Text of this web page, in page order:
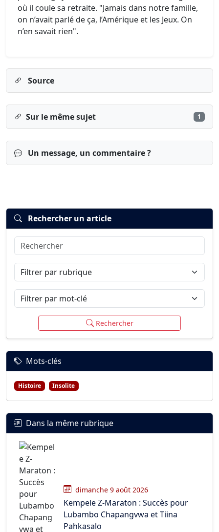
où il coule sa retraite. "Jamais dans notre famille,
on n’avait parlé de ça, l’Amérique et les Jeux. On
n’en savait rien".
Source
Sur le même sujet 1
Un message, un commentaire ?
Connexion
Rechercher un article
Rechercher
Filtrer par rubrique
Filtrer par mot-clé
Rechercher
Mots-clés
Histoire Insolite
Dans la même rubrique
dimanche 9 août 2026
Kempele Z-Maraton : Succès pour
Lubambo Chapangvwa et Tiina
Pahkasalo